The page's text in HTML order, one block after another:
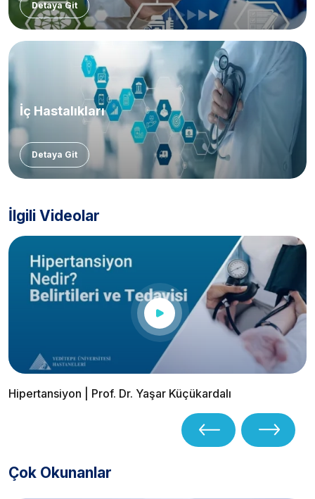
Detaya Git
İç Hastalıkları
Detaya Git
İlgili Videolar
Hipertansiyon | Prof. Dr. Yaşar Küçükardalı
Çok Okunanlar